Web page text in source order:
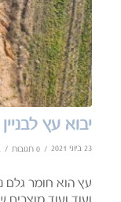
יבוא עץ לבניין
23 ביוני 2021 / 0 תגובות /
עץ הוא חומר גלם